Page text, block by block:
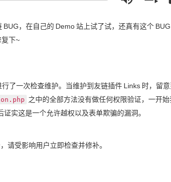
BUG，在自己的 Demo站上试了试，还真有这个
下~
了一次检查维护。当维护到友链插件 Links 时，留
之中的全部方法没有做任何权限验证，一开始
实这是一个允许越权以及表单欺骗的漏洞。
请受影响用户立即检查并修补。